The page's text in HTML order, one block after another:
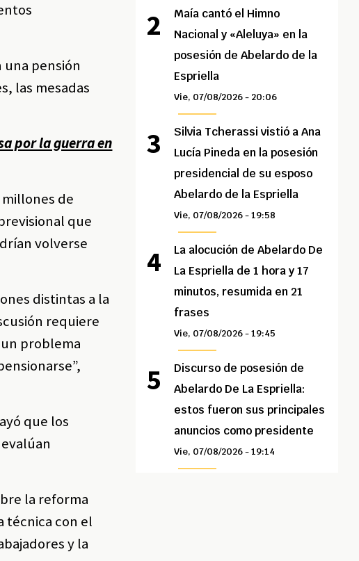
una pensión
las mesadas
por la guerra en
de
que
volverse
distintas a la
requiere
problema
que los
la reforma
técnica con el
y la
Maía cantó el Himno
Nacional y «Aleluya» en la
posesión de Abelardo de la
Espriella
Vie, 07/08/2026 - 20:06
Silvia Tcherassi vistió a Ana
Lucía Pineda en la posesión
presidencial de su esposo
Abelardo de la Espriella
Vie, 07/08/2026 - 19:58
La alocución de Abelardo De
La Espriella de 1 hora y 17
minutos, resumida en 21
frases
Vie, 07/08/2026 - 19:45
Discurso de posesión de
Abelardo De La Espriella:
estos fueron sus principales
anuncios como presidente
Vie, 07/08/2026 - 19:14